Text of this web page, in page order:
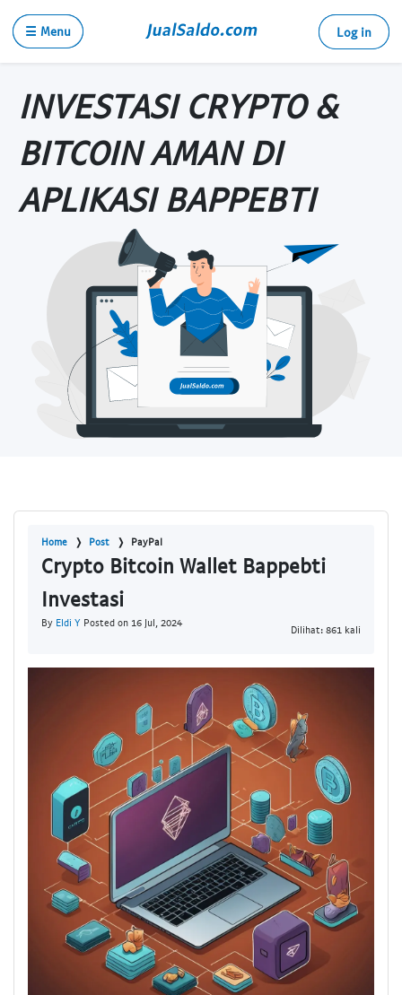
☰ Menu Log in
INVESTASI CRYPTO &
BITCOIN AMAN DI
APLIKASI BAPPEBTI
Home Post PayPal
Crypto Bitcoin Wallet Bappebti
Investasi
By Eldi Y Posted on 16 Jul, 2024
Dilihat: 861 kali